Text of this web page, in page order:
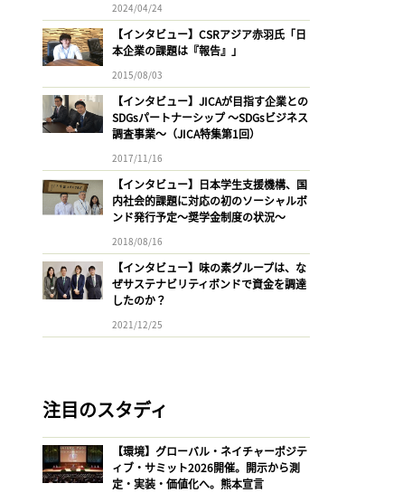
2024/04/24
【インタビュー】CSRアジア赤羽氏「日
本企業の課題は『報告』」
2015/08/03
【インタビュー】JICAが目指す企業との
SDGsパートナーシップ 〜SDGsビジネス
調査事業〜（JICA特集第1回）
2017/11/16
【インタビュー】日本学生支援機構、国
内社会的課題に対応の初のソーシャルボ
ンド発行予定〜奨学金制度の状況〜
2018/08/16
【インタビュー】味の素グループは、な
ぜサステナビリティボンドで資金を調達
したのか？
2021/12/25
注目のスタディ
【環境】グローバル・ネイチャーポジテ
ィブ・サミット2026開催。開示から測
定・実装・価値化へ。熊本宣言